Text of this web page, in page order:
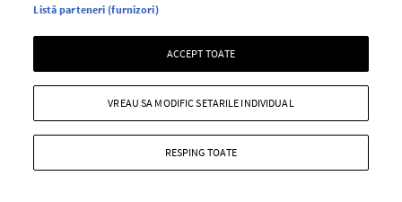
Listă parteneri (furnizori)
ACCEPT TOATE
RESPING TOATE
VREAU SA MODIFIC SETARILE INDIVIDUAL